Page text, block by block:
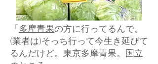
「 多摩青果の方に行ってるんで。
(業者は)そっち行って今生き延びて
るんだけど。東京多摩青果。国立